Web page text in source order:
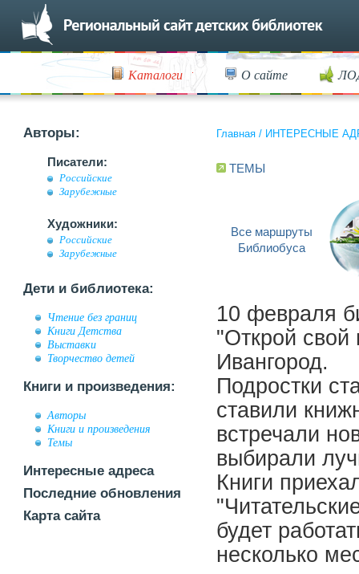
Каталоги О сайте
Авторы:
Писатели:
Российские
Зарубежные
Художники:
Российские
Зарубежные
Дети и библиотека:
Чтение без границ
Книги Детства
Выставки
Творчество детей
Книги и произведения:
Авторы
Книги и произведения
Темы
Интересные адреса
Последние обновления
Карта сайта
Главная / ИНТЕРЕСНЫЕ
ТЕМЫ
Все маршруты
Библиобуса
10 февраля
"Открой свой
Ивангород.
Подростки
ставили
встречали
выбирали
Книги
будет
несколько